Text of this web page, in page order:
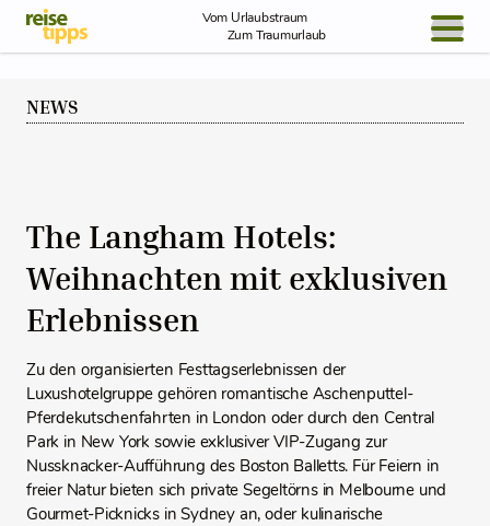
Skip to Content
Vom Urlaubstraum
Zum Traumurlaub
NEWS
The Langham Hotels:
Weihnachten mit exklusiven
Erlebnissen
Zu den organisierten Festtagserlebnissen der
Luxushotelgruppe gehören romantische Aschenputtel-
Pferdekutschenfahrten in London oder durch den Central
Park in New York sowie exklusiver VIP-Zugang zur
Nussknacker-Aufführung des Boston Balletts. Für Feiern in
freier Natur bieten sich private Segeltörns in Melbourne und
Gourmet-Picknicks in Sydney an, oder kulinarische